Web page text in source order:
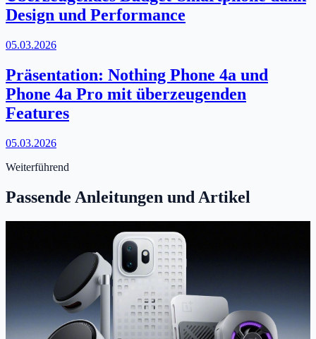
Design und Performance
05.03.2026
Präsentation: Nothing Phone 4a und
Phone 4a Pro mit überzeugenden
Features
05.03.2026
Weiterführend
Passende Anleitungen und Artikel